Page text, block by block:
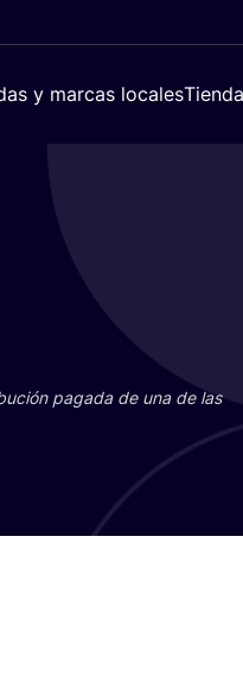
y marcas locales
paga­da de una de las